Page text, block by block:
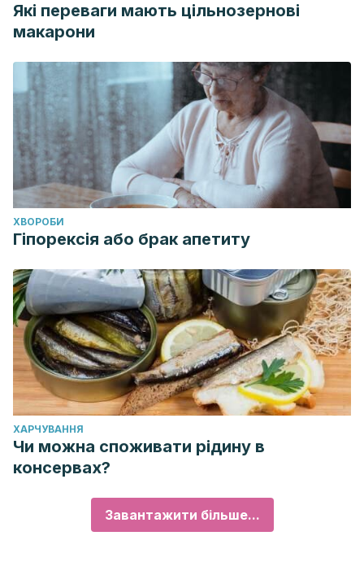
Які переваги мають цільнозернові
макарони
ХВОРОБИ
Гіпорексія або брак апетиту
ХАРЧУВАННЯ
Чи можна споживати рідину в
консервах?
Завантажити більше...